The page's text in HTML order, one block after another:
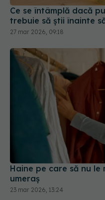
Ce se întâmplă dacă
trebuie să știi înainte
27 mar 2026, 09:18
Haine pe care să nu
umeraș
23 mar 2026, 13:24